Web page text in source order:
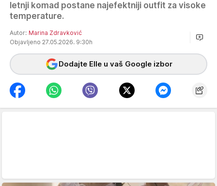
letnji komad postane najefektniji outfit za visoke
temperature.
Autor: Marina Zdravković
Objavljeno 27.05.2026. 9:30h
Dodajte Elle u vaš Google izbor